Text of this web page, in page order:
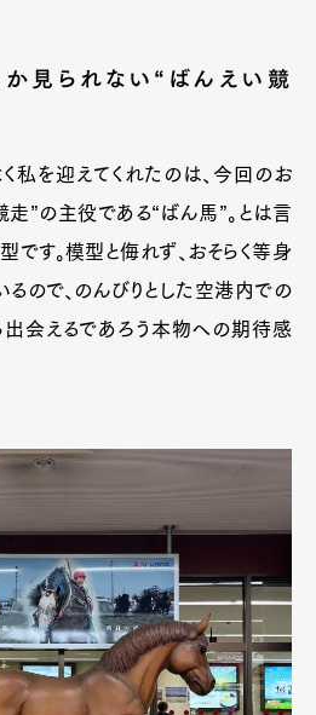
か見られない“ばんえい競
私を迎えてくれたのは、今回のお
走”の主役である“ばん馬”。とは言
です。模型と侮れず、おそらく等身
るので、のんびりとした空港内での
会えるであろう本物への期待感